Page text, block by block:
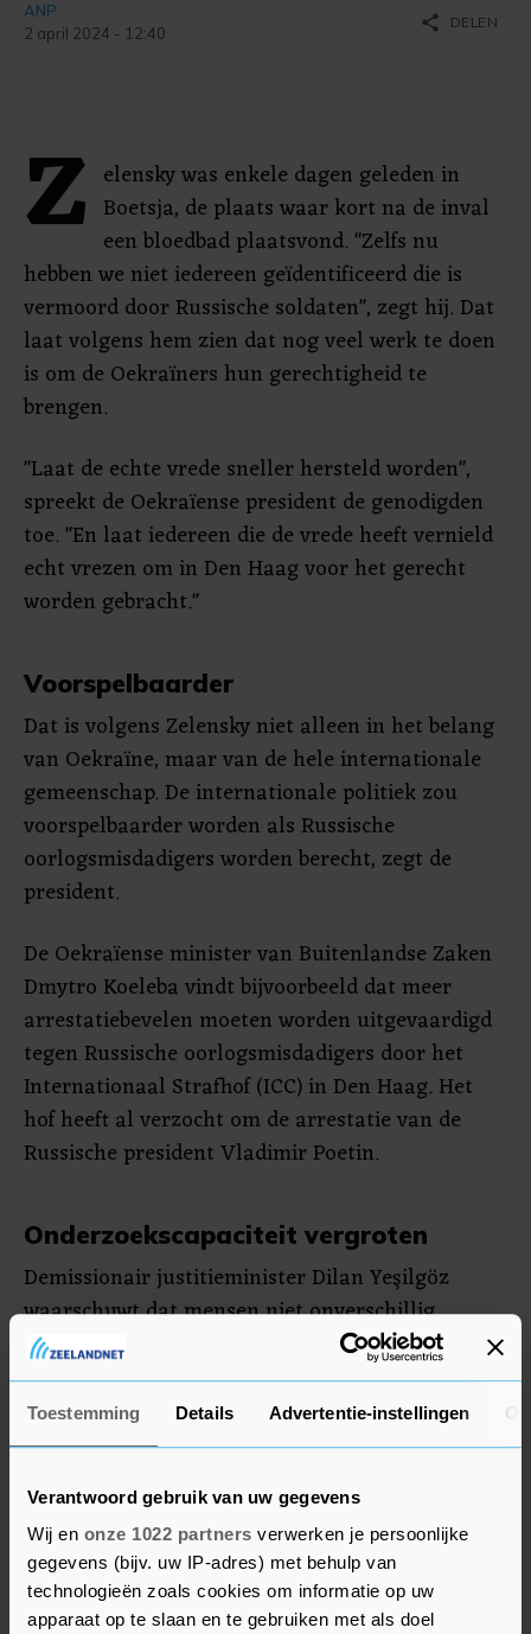
Toestemming Details Advertentie-instellingen
Verantwoord gebruik van uw gegevens
Wij en onze 1022 partners verwerken je persoonlijke
gegevens (bijv. uw IP-adres) met behulp van
technologieën zoals cookies om informatie op uw
apparaat op te slaan en te gebruiken met als doel
ANP
2 april 2024 - 12:40
share DELEN
Z elensky was enkele dagen geleden in
Boetsja, de plaats waar kort na de inval
een bloedbad plaatsvond. "Zelfs nu
hebben we niet iedereen geïdentificeerd die is
vermoord door Russische soldaten", zegt hij. Dat
laat volgens hem zien dat nog veel werk te doen
is om de Oekraïners hun gerechtigheid te
brengen.
"Laat de echte vrede sneller hersteld worden",
spreekt de Oekraïense president de genodigden
toe. "En laat iedereen die de vrede heeft vernield
echt vrezen om in Den Haag voor het gerecht
worden gebracht."
Voorspelbaarder
Dat is volgens Zelensky niet alleen in het belang
van Oekraïne, maar van de hele internationale
gemeenschap. De internationale politiek zou
voorspelbaarder worden als Russische
oorlogsmisdadigers worden berecht, zegt de
president.
De Oekraïense minister van Buitenlandse Zaken
Dmytro Koeleba vindt bijvoorbeeld dat meer
arrestatiebevelen moeten worden uitgevaardigd
tegen Russische oorlogsmisdadigers door het
Internationaal Strafhof (ICC) in Den Haag. Het
hof heeft al verzocht om de arrestatie van de
Russische president Vladimir Poetin.
Onderzoekscapaciteit vergroten
Demissionair justitieminister Dilan Yeşilgöz
waarschuwt dat mensen niet onverschillig
moeten worden over de oorlog in Oekraïne, nu ze
twee jaar na de inval door Rusland zijn bekomen
van de schok. "Maar voor de Oekraïners gaan de
verschrikkingen door."
Tijdens de conferentie zal onder meer worden
besproken hoe de onderzoekscapaciteit van
Oekraïne kan worden vergroot. Daarnaast is een
register opengesteld waarin Oekraïners door de